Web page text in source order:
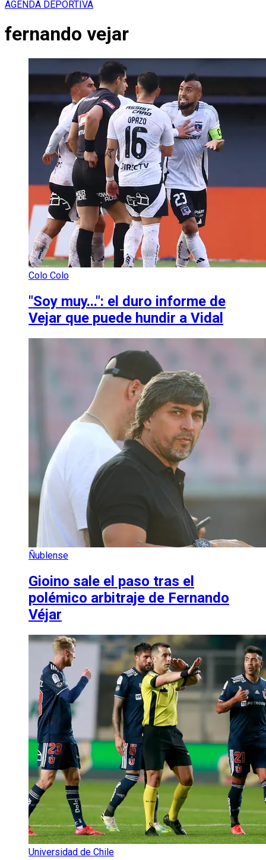
AGENDA DEPORTIVA
fernando vejar
Colo Colo
"Soy muy...": el duro informe de
Vejar que puede hundir a Vidal
Ñublense
Gioino sale el paso tras el
polémico arbitraje de Fernando
Véjar
Universidad de Chile